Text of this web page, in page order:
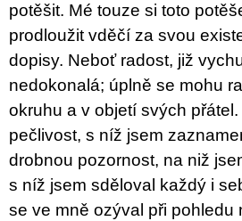
potěšit. Mé touze si toto
prodloužit vděčí za svou
dopisy. Neboť radost, již
nedokonalá; úplně se mohu
okruhu a v objetí svých
pečlivost, s níž jsem
drobnou pozornost, na niž
s níž jsem sděloval každý i
se ve mně ozýval při pohledu